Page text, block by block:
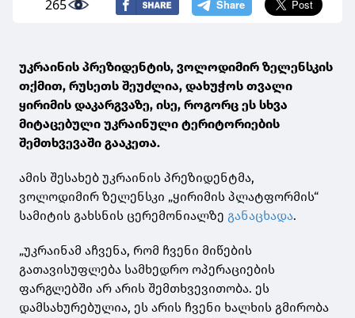
265
უკრაინის პრეზიდენტის, ვოლოდიმირ ზელენსკის
თქმით, რუსეთს შეუძლია, დახუჭოს თვალი
ყირიმის დაკარგვაზე, ისე, როგორც ეს სხვა
მიტაცებული უკრაინული ტერიტორიების
შემთხვევაში გააკეთა.
ამის შესახებ უკრაინის პრეზიდენტმა,
ვოლოდიმირ ზელენსკი „ყირიმის პლატფორმის“
სამიტის გახსნის ცერემონიალზე განაცხადა.
„უკრაინამ აჩვენა, რომ ჩვენი მიწების
გათავისუფლება სამხედრო ოპერაციების
ფარგლებში არ არის შემთხვევითობა. ეს
დამსახურებულია, ეს არის ჩვენი ხალხის გმირობა